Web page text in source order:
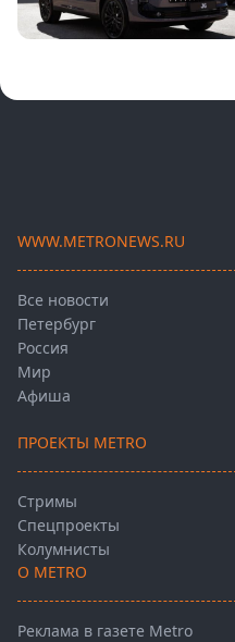
WWW.METRONEWS.RU
Все новости
Петербург
Россия
Мир
Афиша
ПРОЕКТЫ METRO
Стримы
Спецпроекты
Колумнисты
О METRO
Реклама в газете Metro